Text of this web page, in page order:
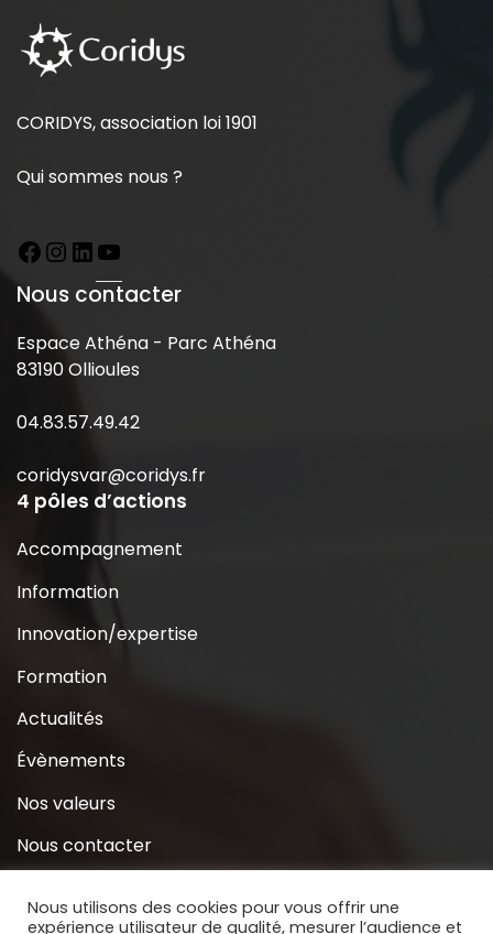
CORIDYS, association loi 1901
Qui sommes nous ?
Nous contacter
Espace Athéna - Parc Athéna
83190 Ollioules
04.83.57.49.42
coridysvar@coridys.fr
4 pôles d’actions
Accompagnement
Information
Innovation/expertise
Formation
Actualités
Évènements
Nos valeurs
Nous contacter
Nous utilisons des cookies pour vous offrir une
expérience utilisateur de qualité, mesurer l’audience et